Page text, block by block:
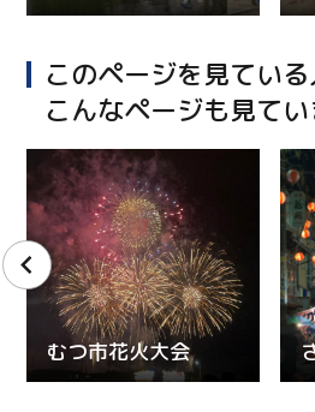
このページを見ている
こんなページも見て
むつ市花火大会